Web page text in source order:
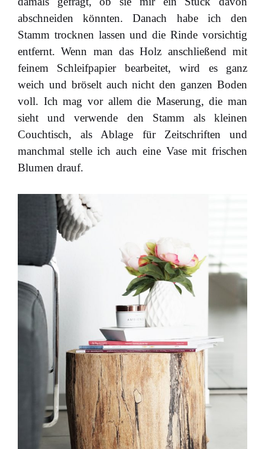
abschneiden könnten. Danach habe ich den
Stamm trocknen lassen und die Rinde vorsichtig
entfernt. Wenn man das Holz anschließend mit
feinem Schleifpapier bearbeitet, wird es ganz
weich und bröselt auch nicht den ganzen Boden
voll. Ich mag vor allem die Maserung, die man
sieht und verwende den Stamm als kleinen
Couchtisch, als Ablage für Zeitschriften und
manchmal stelle ich auch eine Vase mit frischen
Blumen drauf.